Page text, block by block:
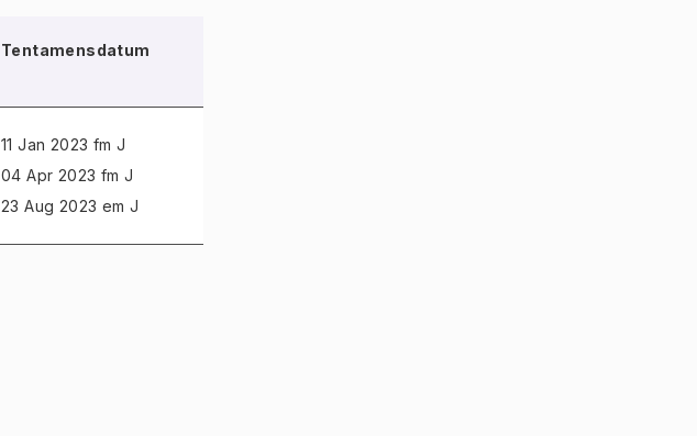
Tentamensdatum
11 Jan 2023 fm J
04 Apr 2023 fm J
23 Aug 2023 em J